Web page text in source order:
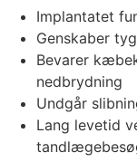
Implantatet
Genskaber
Bevarer
nedbrydning
Undgår
Lang levetid